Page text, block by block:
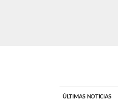
ÚLTIMAS NOTICIAS